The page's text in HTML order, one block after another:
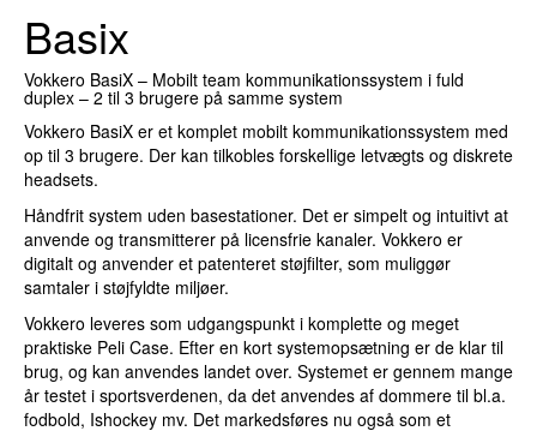
Basix
Vokkero BasiX – Mobilt team kommunikationssystem i fuld
duplex – 2 til 3 brugere på samme system
Vokkero BasiX er et komplet mobilt kommunikationssystem med
op til 3 brugere. Der kan tilkobles forskellige letvægts og diskrete
headsets.
Håndfrit system uden basestationer. Det er simpelt og intuitivt at
anvende og transmitterer på licensfrie kanaler. Vokkero er
digitalt og anvender et patenteret støjfilter, som muliggør
samtaler i støjfyldte miljøer.
Vokkero leveres som udgangspunkt i komplette og meget
praktiske Peli Case. Efter en kort systemopsætning er de klar til
brug, og kan anvendes landet over. Systemet er gennem mange
år testet i sportsverdenen, da det anvendes af dommere til bl.a.
fodbold, Ishockey mv. Det markedsføres nu også som et